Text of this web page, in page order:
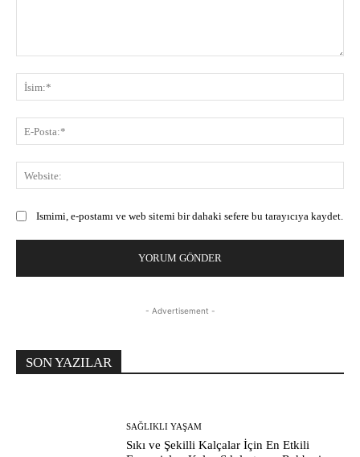
Ismimi, e-postamı ve web sitemi bir dahaki sefere bu tarayıcıya kaydet.
- Advertisement -
SON YAZILAR
SAĞLIKLI YAŞAM
Sıkı ve Şekilli Kalçalar İçin En Etkili